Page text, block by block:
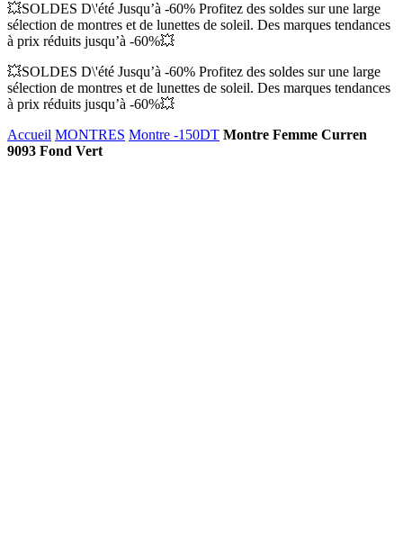
💥SOLDES D\'été Jusqu’à -60% Profitez des soldes sur une large
sélection de montres et de lunettes de soleil. Des marques tendances
à prix réduits jusqu’à -60%💥
💥SOLDES D\'été Jusqu’à -60% Profitez des soldes sur une large
sélection de montres et de lunettes de soleil. Des marques tendances
à prix réduits jusqu’à -60%💥
Accueil MONTRES Montre -150DT Montre Femme Curren
9093 Fond Vert